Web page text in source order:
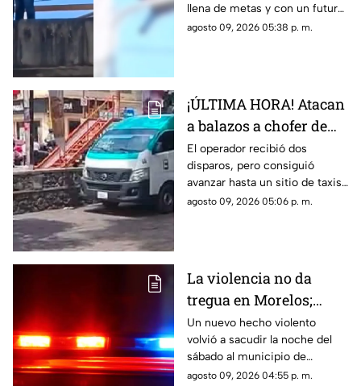
su gatito
llena de metas y con un futuro
prometedor.
agosto 09, 2026 05:38 p. m.
¡ÚLTIMA HORA! Atacan
a balazos a chofer de
Ruta 13 en Oaxtepec
El operador recibió dos
disparos, pero consiguió
avanzar hasta un sitio de taxis
donde solicitó ayuda.
agosto 09, 2026 05:06 p. m.
La violencia no da
tregua en Morelos;
ejecutan a un hombre
en Jiutepec
Un nuevo hecho violento
volvió a sacudir la noche del
sábado al municipio de
Jiutepec.
agosto 09, 2026 04:55 p. m.